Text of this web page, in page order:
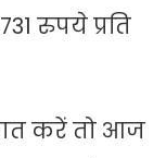
रुपये प्रति
करें तो आज